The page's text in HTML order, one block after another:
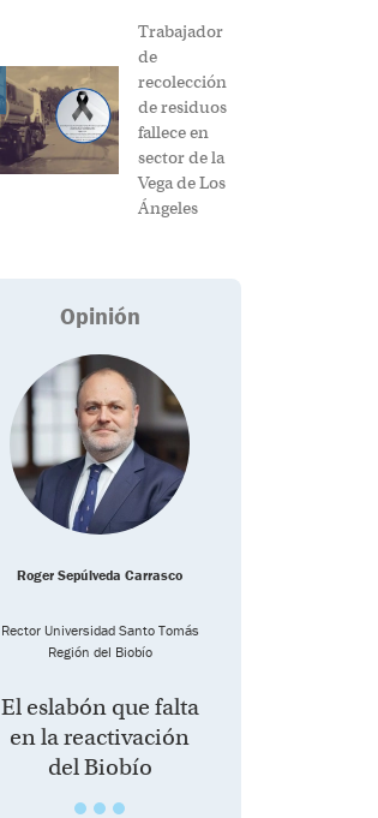
Trabajador
de
recolección
de residuos
fallece en
sector de la
Vega de Los
Ángeles
Opinión
Roger Sepúlveda Carrasco
Rector Universidad Santo Tomás
Región del Biobío
El eslabón que falta
en la reactivación
del Biobío